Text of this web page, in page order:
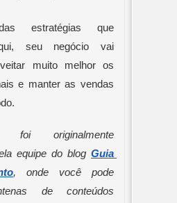
estratégias que
seu negócio vai
muito melhor os
e manter as vendas
originalmente
equipe do blog Guia
, onde você pode
de conteúdos